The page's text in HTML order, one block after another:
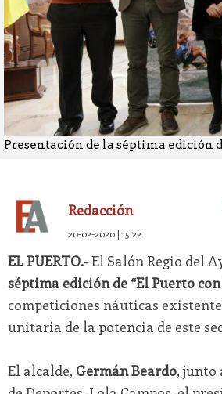
Presentación de la séptima edición
Redacción
20-02-2020 | 15:22
EL PUERTO.-El Salón Regio del
séptima edición de “El Puerto
competiciones náuticas
unitaria de la potencia de este
El alcalde, Germán Beardo, junto